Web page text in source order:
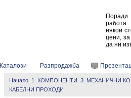
Каталози Разпродажба
Поради
работа
някои
цени,
да ни
Начало 1. КОМПОНЕНТИ 3. МЕХАНИЧНИ
КАБЕЛНИ ПРОХОДИ